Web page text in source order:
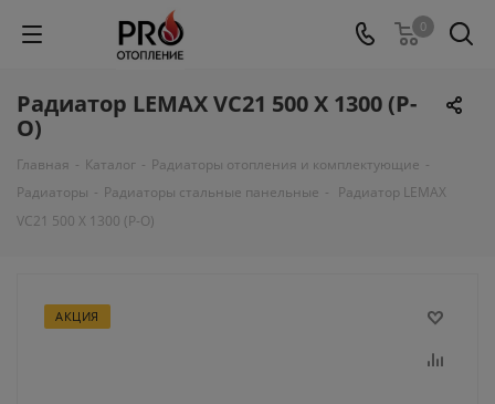
0
Радиатор LEMAX VC21 500 X 1300 (Р-
О)
Главная - Каталог - Радиаторы отопления и комплектующие -
Радиаторы - Радиаторы стальные панельные - Радиатор LEMAX
VC21 500 X 1300 (Р-О)
АКЦИЯ